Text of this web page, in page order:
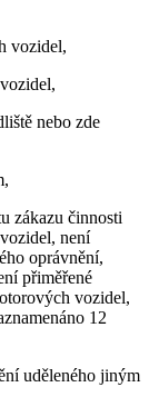
vozidel,
nebo zde
zákazu činnosti
není
oprávnění,
přiměřené
vozidel,
12
uděleného jiným